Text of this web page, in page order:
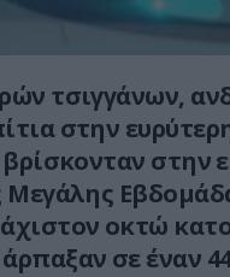
τσιγγάνων,
στην
στην
Μεγάλης
οκτώ
σε έναν